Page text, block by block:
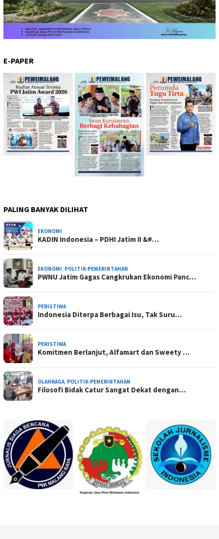
E-PAPER
PALING BANYAK DILIHAT
EKONOMI
KADIN Indonesia – PDHI Jatim II &#…
EKONOMI, POLITIK-PEMERINTAHAN
PWNU Jatim Gagas Cangkrukan Ekonomi Panc…
PERISTIWA
Indonesia Diterpa Berbagai Isu, Tak Suru…
PERISTIWA
Komitmen Berlanjut, Alfamart dan Sweety …
OLAHRAGA, POLITIK-PEMERINTAHAN
Filosofi Bidak Catur Sangat Dekat dengan…